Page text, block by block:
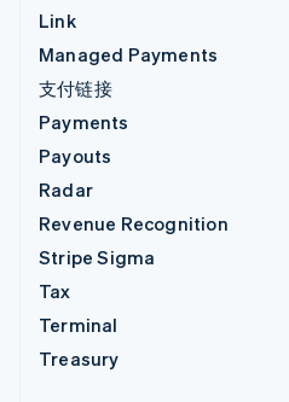
Link
Managed Payments
支付链接
Payments
Payouts
Radar
Revenue Recognition
Stripe Sigma
Tax
Terminal
Treasury